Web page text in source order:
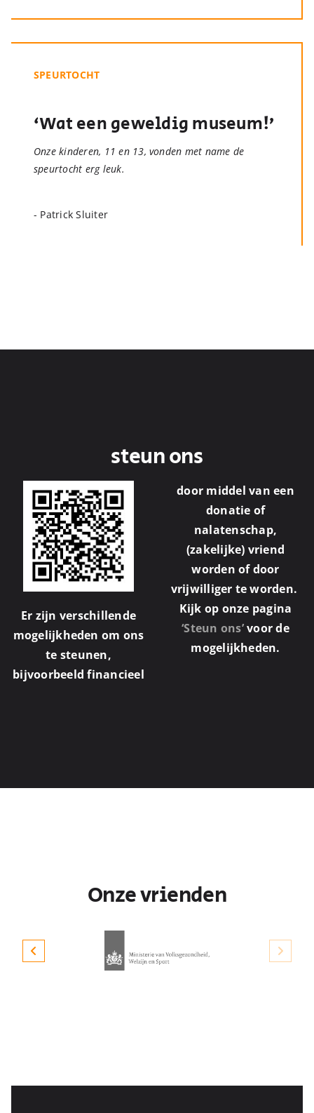
SPEURTOCHT
‘Wat een geweldig museum!’
Onze kinderen, 11 en 13, vonden met name de
speurtocht erg leuk.
- Patrick Sluiter
steun ons
Er zijn verschillende
mogelijkheden om ons
te steunen,
bijvoorbeeld financieel
door middel van een
donatie of
nalatenschap,
(zakelijke) vriend
worden of door
vrijwilliger te worden.
Kijk op onze pagina
‘Steun ons’voor de
mogelijkheden.
Onze vrienden